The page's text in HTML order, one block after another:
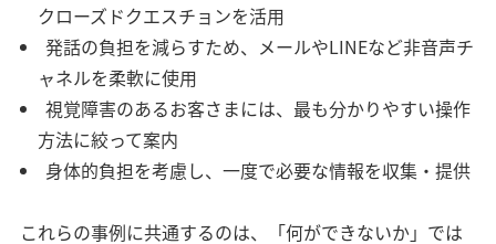
クローズドクエスチョンを活用
発話の負担を減らすため、メールやLINEなど非音声チ
ャネルを柔軟に使用
視覚障害のあるお客さまには、最も分かりやすい操作
方法に絞って案内
身体的負担を考慮し、一度で必要な情報を収集・提供
これらの事例に共通するのは、「何ができないか」では